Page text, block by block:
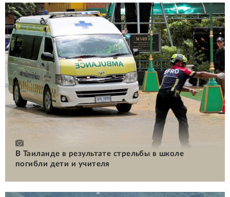
В Таиланде в результате стрельбы в школе
погибли дети и учителя